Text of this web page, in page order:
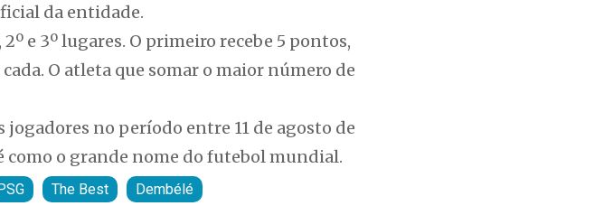
da entidade.
e 3º lugares. O primeiro recebe 5 pontos,
O atleta que somar o maior número de
no período entre 11 de agosto de
como o grande nome do futebol mundial.
The Best Dembélé